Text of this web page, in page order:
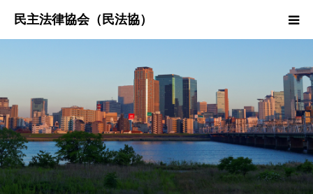
民法協とは
民主法律時報
決議・声明・意見書